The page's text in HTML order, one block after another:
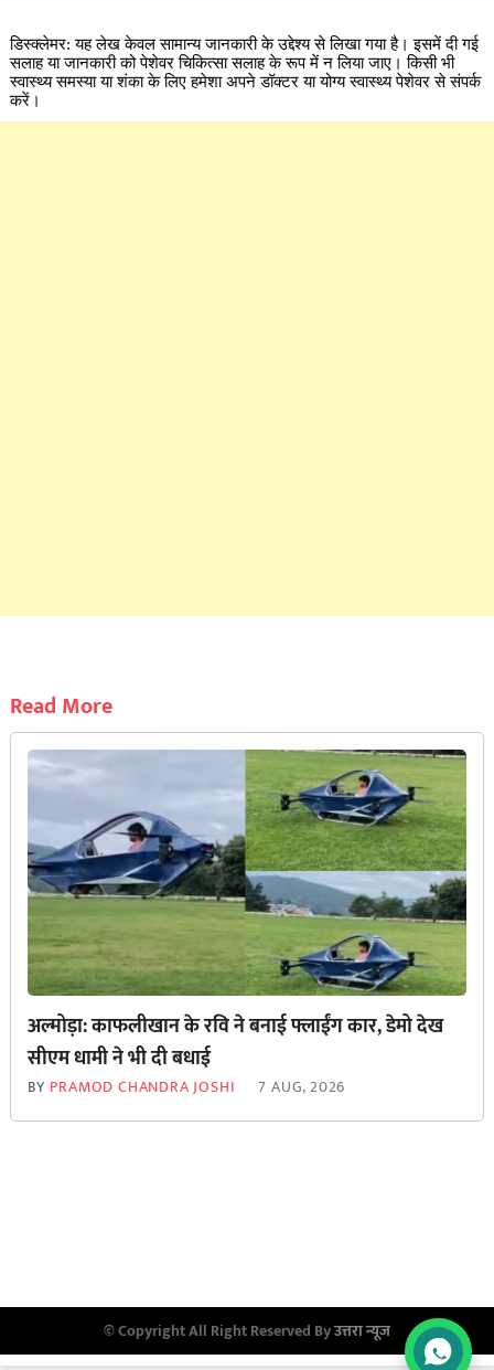
डिस्क्लेमर: यह लेख केवल सामान्य जानकारी के उद्देश्य से लिखा गया है। इसमें दी गई
सलाह या जानकारी को पेशेवर चिकित्सा सलाह के रूप में न लिया जाए। किसी भी
स्वास्थ्य समस्या या शंका के लिए हमेशा अपने डॉक्टर या योग्य स्वास्थ्य पेशेवर से संपर्क
करें।
Read More
अल्मोड़ा: काफलीखान के रवि ने बनाई फ्लाईंग कार, डेमो देख
सीएम धामी ने भी दी बधाई
BY PRAMOD CHANDRA JOSHI 7 AUG, 2026
© Copyright All Right Reserved Byउत्तरा न्यूज